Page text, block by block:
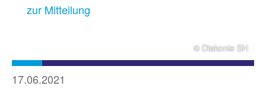
zur Mitteilung
© Diakonie SH
17.06.2021